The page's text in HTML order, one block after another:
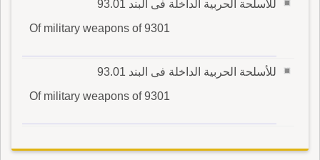
للأسلحة الحربية الداخلة فى البند 93.01
Of military weapons of 9301
للأسلحة الحربية الداخلة فى البند 93.01
Of military weapons of 9301